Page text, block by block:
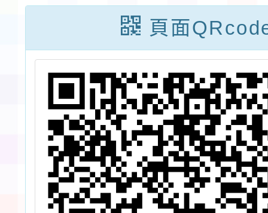
秋季
課程
院管
秋季
課
頁面